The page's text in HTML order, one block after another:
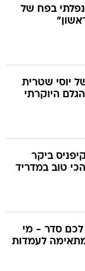
בפח של
יוסי שטרית
היוקרתי
ביקר
טוב במדריד
סדר - מי
לעמדות